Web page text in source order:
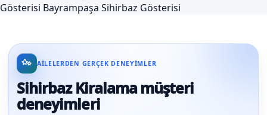
Gösterisi Bayrampaşa Sihirbaz Gösterisi
AILELERDEN GERÇEK DENEYIMLER
Sihirbaz Kiralama müşteri
deneyimleri